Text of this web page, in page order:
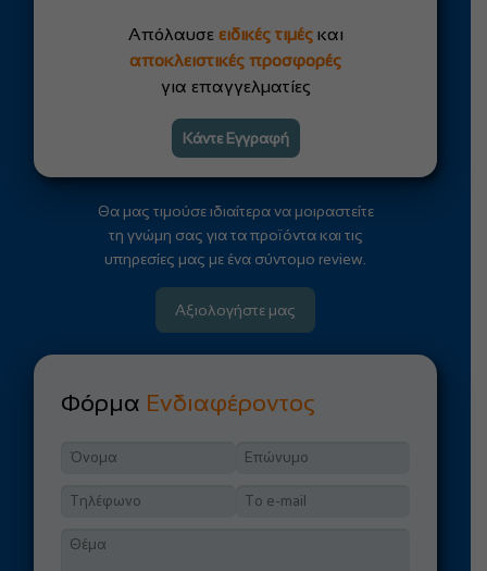
Απόλαυσε ειδικές τιμέςκαι
αποκλειστικές προσφορές
για επαγγελματίες
Κάντε Εγγραφή
Θα μας τιμούσε ιδιαίτερα να μοιραστείτε
τη γνώμη σας για τα προϊόντα και τις
υπηρεσίες μας με ένα σύντομο review.
Αξιολογήστε μας
Φόρμα Ενδιαφέροντος